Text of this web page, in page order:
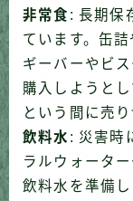
非常食 : 長期保
ています。缶
ギーバーやビ
購入しようと
という間に売
飲料水 : 災害時
ラルウォータ
飲料水を準備し